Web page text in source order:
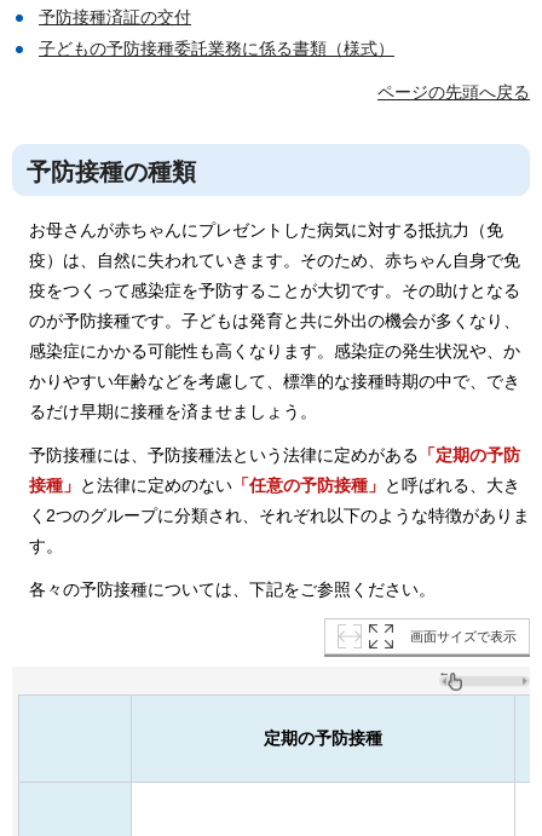
予防接種済証の交付
子どもの予防接種委託業務に係る書類（様式）
ページの先頭へ戻る
予防接種の種類
お母さんが赤ちゃんにプレゼントした病気に対する抵抗力（免
疫）は、自然に失われていきます。そのため、赤ちゃん自身で免
疫をつくって感染症を予防することが大切です。その助けとなる
のが予防接種です。子どもは発育と共に外出の機会が多くなり、
感染症にかかる可能性も高くなります。感染症の発生状況や、か
かりやすい年齢などを考慮して、標準的な接種時期の中で、でき
るだけ早期に接種を済ませましょう。
予防接種には、予防接種法という法律に定めがある 「定期の予防
接種」 と法律に定めのない 「任意の予防接種」 と呼ばれる、大き
く2つのグループに分類され、それぞれ以下のような特徴がありま
す。
各々の予防接種については、下記をご参照ください。
画面サイズで表示
定期の予防接種